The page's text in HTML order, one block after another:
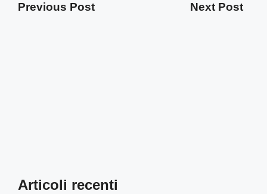
Previous Post Next Post
Articoli recenti